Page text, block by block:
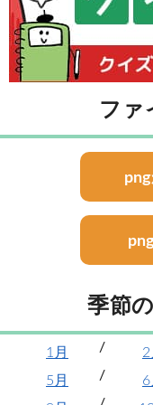
ファ
季節
1月 2
5月
6